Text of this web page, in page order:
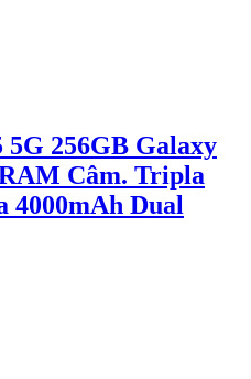
5G 256GB Galaxy
Câm. Tripla
4000mAh Dual